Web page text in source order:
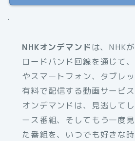
.
NHKオンデマンド は、NHK
ロードバンド回線を通じて
やスマートフォン、タブレ
有料で配信する動画サービ
オンデマンドは、見逃して
ース番組、そしてもう一度
た番組を、いつでも好きな